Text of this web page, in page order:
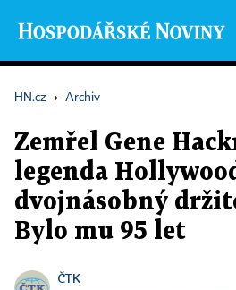
HN.cz › Archiv
Zemřel Gene
legenda
dvojnásobný
Bylo mu 95 let
ČTK